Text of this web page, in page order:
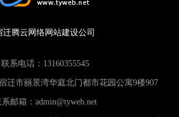
迁腾云网络网站建设公司
联系电话： 13160355545
迁市丽景湾华庭北门都市花园公寓9楼907
邮箱： admin@tyweb.net